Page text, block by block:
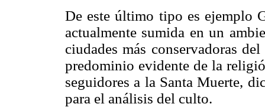
De este último tipo es ejemplo
actualmente sumida en un
ciudades más conservadoras
predominio evidente de la
seguidores a la Santa Muerte,
para el análisis del culto.